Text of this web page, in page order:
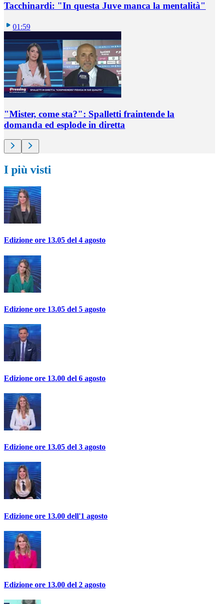
Tacchinardi: "In questa Juve manca la mentalità"
01:59
"Mister, come sta?": Spalletti fraintende la
domanda ed esplode in diretta
I più visti
Edizione ore 13.05 del 4 agosto
Edizione ore 13.05 del 5 agosto
Edizione ore 13.00 del 6 agosto
Edizione ore 13.05 del 3 agosto
Edizione ore 13.00 dell'1 agosto
Edizione ore 13.00 del 2 agosto